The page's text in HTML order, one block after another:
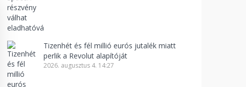
Tizenhét és fél millió eurós jutalék miatt
perlik a Revolut alapítóját
2026. augusztus 4. 14:27